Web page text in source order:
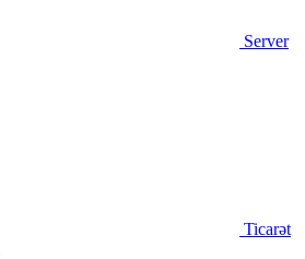
Server
Ticarət